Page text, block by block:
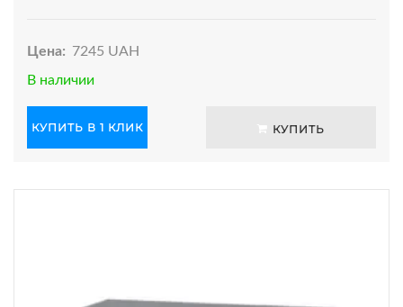
Цена: 7245 UAH
В наличии
КУПИТЬ В 1 КЛИК КУПИТЬ